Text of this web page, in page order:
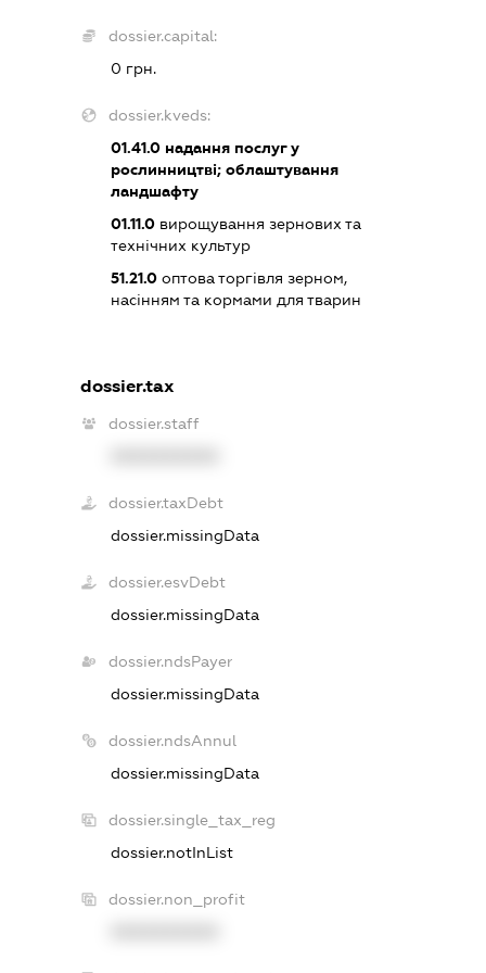
dossier.capital:
0 грн.
dossier.kveds:
01.41.0надання послуг у
рослинництві; облаштування
ландшафту
01.11.0вирощування зернових та
технічних культур
51.21.0оптова торгівля зерном,
насінням та кормами для тварин
dossier.tax
dossier.staff
dossier.taxDebt
dossier.missingData
dossier.esvDebt
dossier.missingData
dossier.ndsPayer
dossier.missingData
dossier.ndsAnnul
dossier.missingData
dossier.single_tax_reg
dossier.notInList
dossier.non_profit